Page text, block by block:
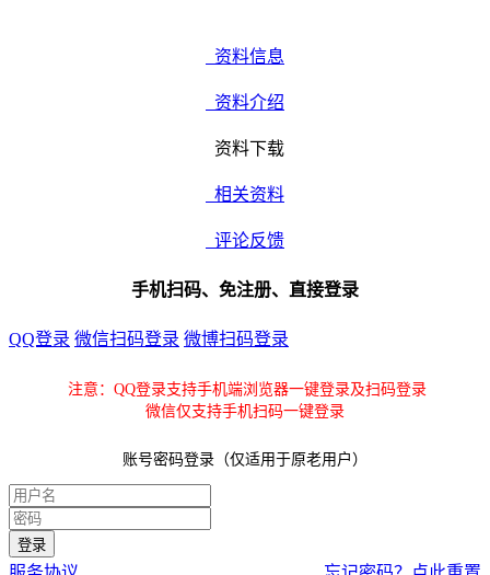
资料信息
资料介绍
资料下载
相关资料
评论反馈
手机扫码、免注册、直接登录
QQ登录 微信扫码登录 微博扫码登录
注意：QQ登录支持手机端浏览器一键登录及扫码登录
微信仅支持手机扫码一键登录
账号密码登录（仅适用于原老用户）